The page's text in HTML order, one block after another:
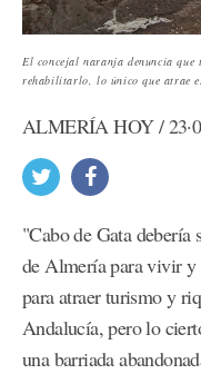
El concejal naranja denuncia que
rehabilitarlo, lo único que atrae
ALMERÍA HOY /
"Cabo de Gata debería
de Almería para vivir y
para atraer turismo y
Andalucía, pero lo
una barriada